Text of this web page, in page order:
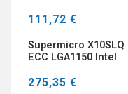
111,72 €
Supermicro
ECC LGA1150 Intel
275,35 €